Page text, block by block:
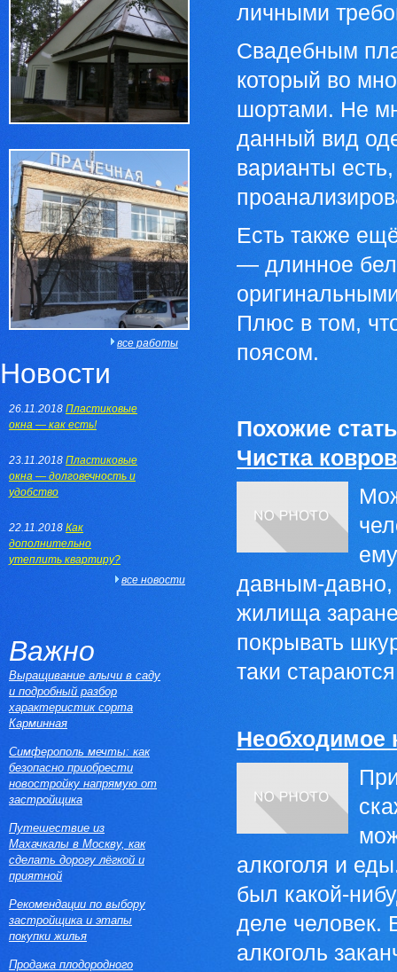
личными
Свадебным
который во
шортами. Не
данный вид
варианты
Есть также
— длинное
Плюс в том,
поясом.
Похожие
Чистка
давным-давно,
жилища
покрывать
таки
Необходимое
алкоголя и
был какой-
деле человек.
алкоголь
все работы
Новости
26.11.2018 Пластиковые
окна — как есть!
23.11.2018 Пластиковые
окна — долговечность и
удобство
22.11.2018 Как
дополнительно
утеплить квартиру?
все новости
Важно
Выращивание алычи в саду
и подробный разбор
характеристик сорта
Карминная
Симферополь мечты: как
безопасно приобрести
новостройку напрямую от
застройщика
Путешествие из
Махачкалы в Москву, как
сделать дорогу лёгкой и
приятной
Рекомендации по выбору
застройщика и этапы
покупки жилья
Продажа плодородного